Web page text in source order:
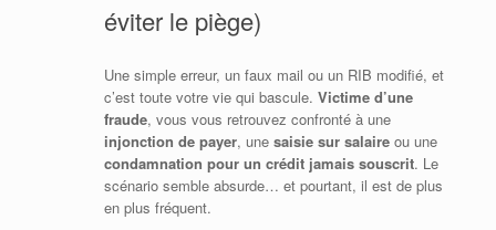
éviter le piège)
Une simple erreur, un faux mail ou un RIB modifié, et
c’est toute votre vie qui bascule. Victime d’une
fraude, vous vous retrouvez confronté à une
injonction de payer, une saisie sur salaireou une
condamnation pour un crédit jamais souscrit. Le
scénario semble absurde… et pourtant, il est de plus
en plus fréquent.